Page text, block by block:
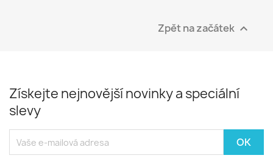
Zpět na začátek 
Získejte nejnovější novinky a speciální
slevy